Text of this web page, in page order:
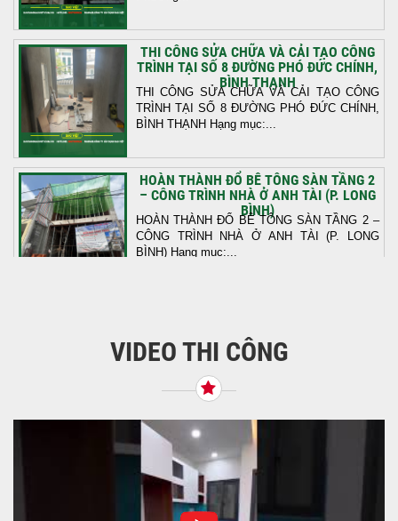
THI CÔNG SỬA CHỮA VÀ CẢI TẠO CÔNG
TRÌNH TẠI SỐ 8 ĐƯỜNG PHÓ ĐỨC CHÍNH,
BÌNH THẠNH
THI CÔNG SỬA CHỮA VÀ CẢI TẠO CÔNG
TRÌNH TẠI SỐ 8 ĐƯỜNG PHÓ ĐỨC CHÍNH,
BÌNH THẠNH Hạng mục:...
HOÀN THÀNH ĐỔ BÊ TÔNG SÀN TẦNG 2
– CÔNG TRÌNH NHÀ Ở ANH TÀI (P. LONG
BÌNH)
HOÀN THÀNH ĐỔ BÊ TÔNG SÀN TẦNG 2 –
CÔNG TRÌNH NHÀ Ở ANH TÀI (P. LONG
BÌNH) Hạng mục:...
Tiếp nối sự tin tưởng từ quý khách hàng, vừa
qua Công Ty TNHH Thiết Kế Xây Dựng Sao
NHẬN CHÌA KHÓA – TRAO TỔ ẤM MỚI
TẠI PHƯỜNG AN LẠC
Địa điểm: Đường Lâm Hoành, phường An
LạcGia chủ: Anh Kỳ Xây Dựng Sao Việt chính
thức hoàn tất và...
VIDEO THI CÔNG